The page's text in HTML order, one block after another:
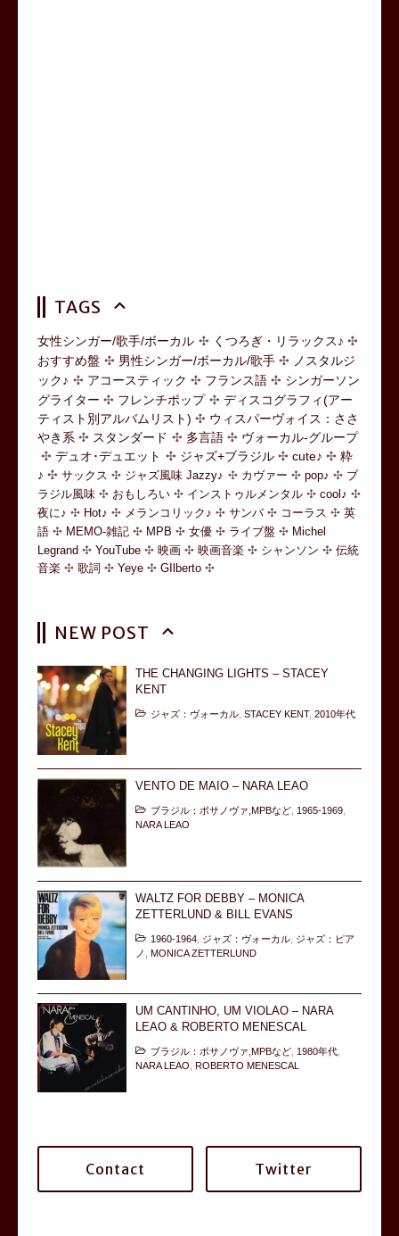
TAGS
女性シンガー/歌手/ボーカル
くつろぎ・リラックス♪
おすすめ盤
男性シンガー/ボーカル/歌手
ノスタルジ
ック♪
アコースティック フランス語
シンガーソン
グライター
フレンチポップ
ディスコグラフィ(アー
ティスト別アルバムリスト)
ウィスパーヴォイス：ささ
やき系
スタンダード 多言語
ヴォーカル-グループ
デュオ･デュエット
ジャズ+ブラジル cute♪
粋
♪
サックス ジャズ風味 Jazzy♪ カヴァー pop♪
ブ
ラジル風味
おもしろい インストゥルメンタル
cool♪
夜に♪
Hot♪ メランコリック♪ サンバ コーラス
英
語
MEMO-雑記 MPB 女優 ライブ盤
Michel
Legrand
YouTube 映画 映画音楽 シャンソン
伝統
音楽
歌詞 Yeye GIlberto
NEW POST
THE CHANGING LIGHTS – STACEY
KENT
ジャズ：ヴォーカル ,STACEY KENT,2010年代
VENTO DE MAIO – NARA LEAO
ブラジル：ボサノヴァ,MPBなど 1965-1969
NARA LEAO
WALTZ FOR DEBBY – MONICA
ZETTERLUND & BILL EVANS
1960-1964 ジャズ：ヴォーカル ジャズ：ピア
ノ
,MONICA ZETTERLUND
UM CANTINHO, UM VIOLAO – NARA
LEAO & ROBERTO MENESCAL
ブラジル：ボサノヴァ,MPBなど 1980年代
NARA LEAO ,ROBERTO MENESCAL
Contact Twitter